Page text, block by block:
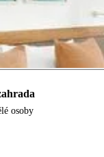
osoby